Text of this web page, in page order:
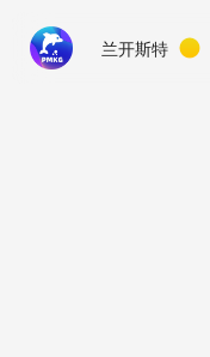
兰开斯特